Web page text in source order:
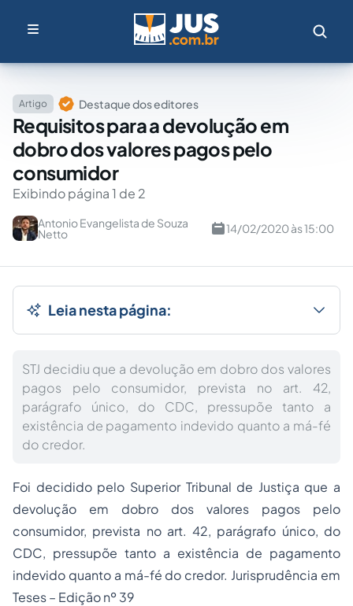
Artigo Destaque dos editores
Requisitos para a devolução em
dobro dos valores pagos pelo
consumidor
Exibindo página 1 de 2
Antonio Evangelista de Souza
Netto 14/02/2020 às 15:00
Leia nesta página:
STJ decidiu que a devolução em dobro dos valores
pagos pelo consumidor, prevista no art. 42,
parágrafo único, do CDC, pressupõe tanto a
existência de pagamento indevido quanto a má-fé
do credor.
Foi decidido pelo Superior Tribunal de Justiça que a
devolução em dobro dos valores pagos pelo
consumidor, prevista no art. 42, parágrafo único, do
CDC, pressupõe tanto a existência de pagamento
indevido quanto a má-fé do credor. Jurisprudência em
Teses – Edição nº 39